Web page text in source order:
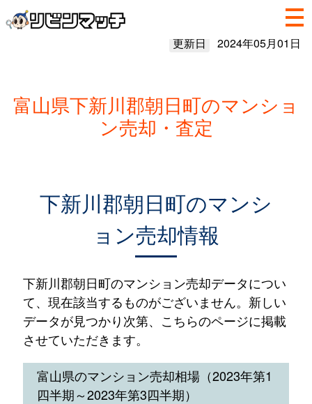
更新日 2024年05月01日
富山県下新川郡朝日町のマンショ
ン売却・査定
下新川郡朝日町のマンシ
ョン売却情報
下新川郡朝日町のマンション売却データについ
て、現在該当するものがございません。新しい
データが見つかり次第、こちらのページに掲載
させていただきます。
富山県のマンション売却相場（2023年第1
四半期～2023年第3四半期）